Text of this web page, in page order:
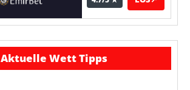
Aktuelle Wett Tipps